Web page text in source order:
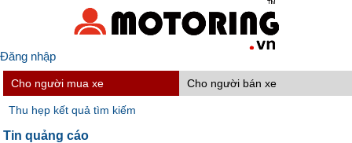
Đăng nhập
Cho người mua xe Cho người bán xe
Thu hẹp kết quả tìm kiếm
Tin quảng cáo